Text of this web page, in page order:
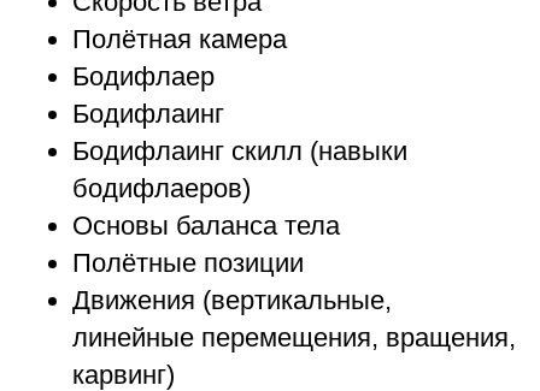
Полётная камера
Бодифлаер
Бодифлаинг
Бодифлаинг скилл (навыки
бодифлаеров)
Основы баланса тела
Полётные позиции
Движения (вертикальные,
линейные перемещения, вращения,
карвинг)